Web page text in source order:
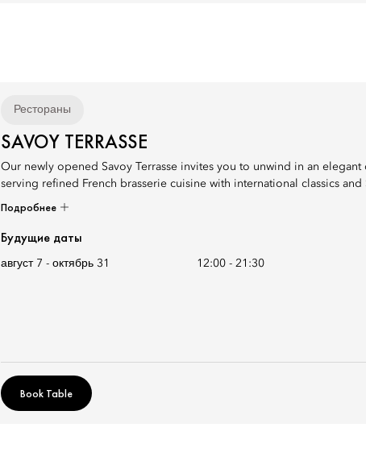
Рестораны
SAVOY TERRASSE
Our newly opened Savoy Terrasse invites you to unwind in an
serving refined French brasserie cuisine with international classics and
Подробнее
Будущие даты
август 7 - октябрь 31 12:00 - 21:30
Book Table